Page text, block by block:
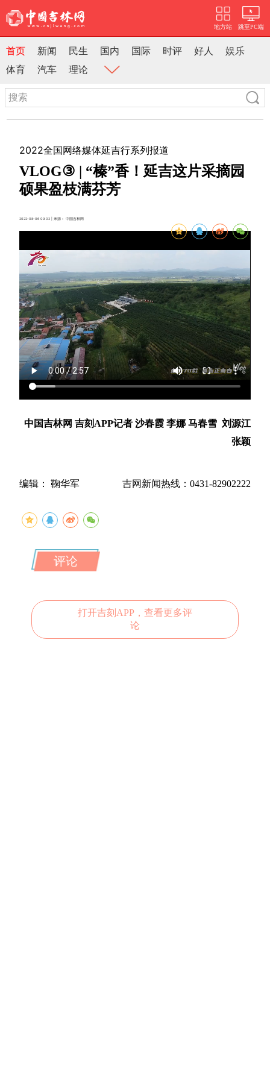
地方站 跳至PC端
首页 新闻 民生 国内 国际 时评 好人
娱乐
体育
汽车 理论
2022全国网络媒体延吉行系列报道
VLOG③ | “榛”香！延吉这片采摘园
硕果盈枝满芬芳
2022-08-06 09:02 | 来源： 中国吉林网
中国吉林网 吉刻APP记者 沙春霞 李娜 马春雪 刘源江
张颖
编辑： 鞠华军 吉网新闻热线：0431-82902222
评论
打开吉刻APP，查看更多评
论